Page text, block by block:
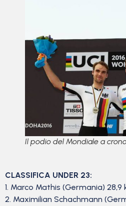
Il podio del Mondiale a
CLASSIFICA UNDER 23:
1. Marco Mathis (Germania) 28,9
2. Maximilian Schachmann